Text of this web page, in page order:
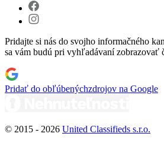
Pridajte si nás do svojho informačného
sa vám budú pri vyhľadávaní zobrazovať
Pridať do obľúbenýchzdrojov na Google
© 2015 - 2026 United Classifieds s.r.o.